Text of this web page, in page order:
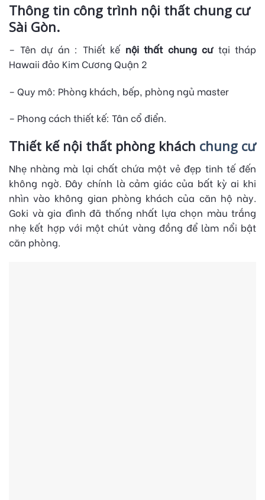
Thông tin công trình nội thất chung cư
Sài Gòn.
– Tên dự án : Thiết kế nội thất chung cưtại tháp
Hawaii đảo Kim Cương Quận 2
– Quy mô: Phòng khách, bếp, phòng ngủ master
– Phong cách thiết kế: Tân cổ điển.
Thiết kế nội thất phòng khách chung cư
Nhẹ nhàng mà lại chất chứa một vẻ đẹp tinh tế đến
không ngờ. Đây chính là cảm giác của bất kỳ ai khi
nhìn vào không gian phòng khách của căn hộ này.
Goki và gia đình đã thống nhất lựa chọn màu trắng
nhẹ kết hợp với một chút vàng đồng để làm nổi bật
căn phòng.